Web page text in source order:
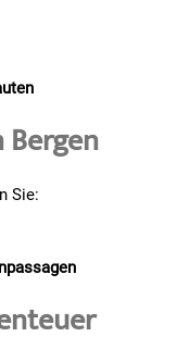
Bergen
Sie: